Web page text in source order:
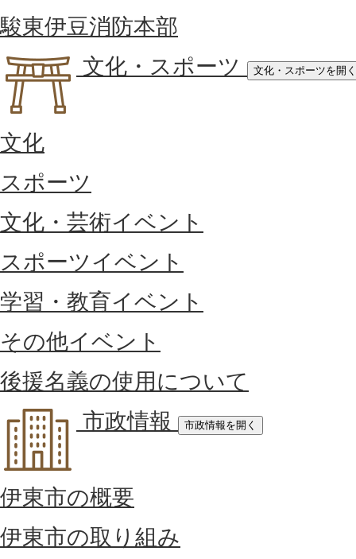
駿東伊豆消防本部
文化・スポーツ
文化・スポーツを開く
文化
スポーツ
文化・芸術イベント
スポーツイベント
学習・教育イベント
その他イベント
後援名義の使用について
市政情報
市政情報を開く
伊東市の概要
伊東市の取り組み